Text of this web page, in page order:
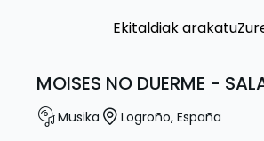
Ekitaldiak arakatu
MOISES NO DUERME -
Musika Logroño, España